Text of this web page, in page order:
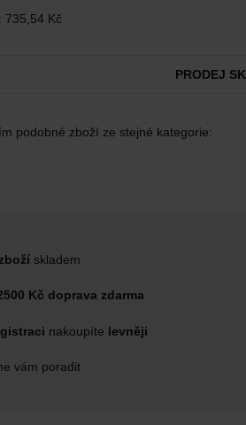
735,54 Kč
PRODEJ
podobné zboží ze stejné kategorie:
skladem
Kč doprava zdarma
nakoupíte levněji
vám poradit